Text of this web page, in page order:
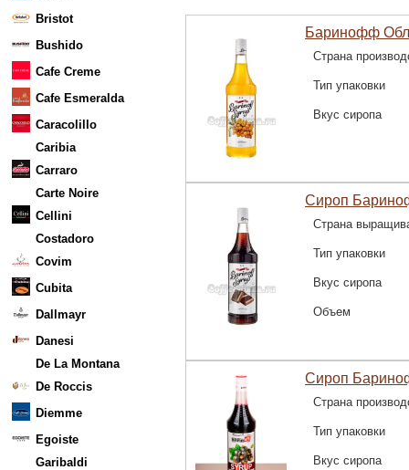
Bristot
Bushido
Cafe Creme
Cafe Esmeralda
Caracolillo
Caribia
Carraro
Carte Noire
Cellini
Costadoro
Covim
Cubita
Dallmayr
Danesi
De La Montana
De Roccis
Diemme
Egoiste
Garibaldi
Баринофф
Страна
Тип упаковки
Вкус сиропа
Сироп
Страна
Тип упаковки
Вкус сиропа
Объем
Сироп
Страна
Тип упаковки
Вкус сиропа